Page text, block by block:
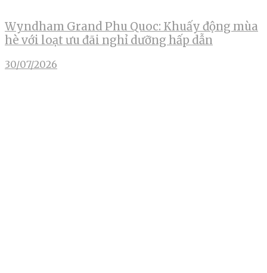
Wyndham Grand Phu Quoc: Khuấy động mùa
hè với loạt ưu đãi nghỉ dưỡng hấp dẫn
30/07/2026